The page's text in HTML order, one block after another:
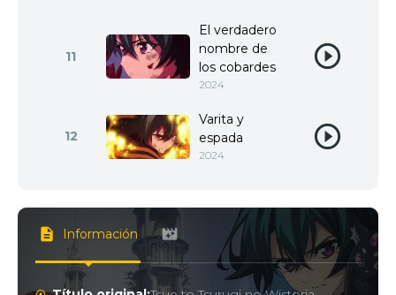
11
El verdadero
nombre de
los cobardes
2024
12
Varita y
espada
2024
Información